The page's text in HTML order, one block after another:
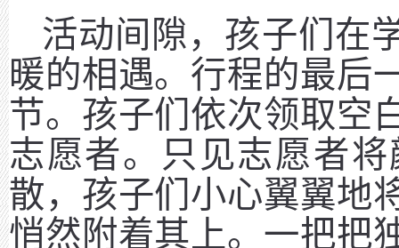
活动间隙，孩子们在
暖的相遇。行程的最后
节。孩子们依次领取空
志愿者。只见志愿者
散，孩子们小心翼翼地
悄然附着其上。一把把